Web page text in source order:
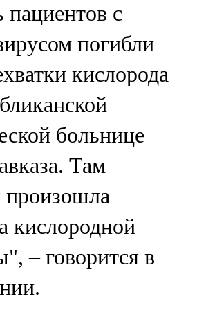
пациентов с
погибли
кислорода
больнице
Там
произошла
кислородной
– говорится в